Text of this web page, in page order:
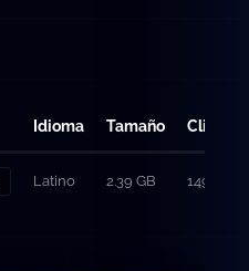
Idioma Tamaño Clicks
Latino 2.39 GB 149